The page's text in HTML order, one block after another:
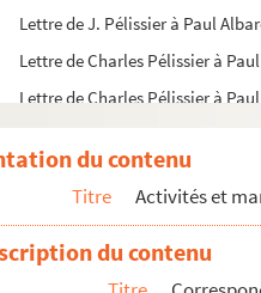
Lettre de J. Pélissier à Paul
Lettre de Charles Pélissier à
Lettre de Charles Pélissier à
Lettre de Charles Pélissier à
Lettre de Charles Pélissier à
Lettre de Charles Pélissier à
Lettre de CharlesPélissier à
du contenu
Titre Activités et
du contenu